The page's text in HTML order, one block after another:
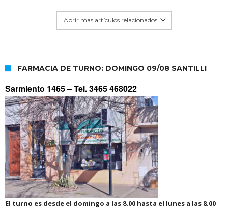
Abrir mas artículos relacionados
FARMACIA DE TURNO: DOMINGO 09/08 SANTILLI
Sarmiento 1465 –Tel. 3465 468022
El turno es desde el domingo a las 8.00 hasta el lunes a las 8.00